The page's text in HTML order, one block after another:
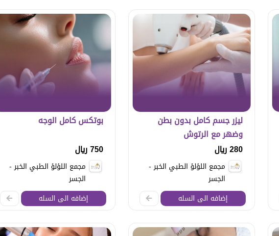
ليزر جسم كامل بدون بطن
وضهر مع الرتوش
280 ريال
مجمع اللؤلؤ الطبي الخبر -
الجسر
إضافه الى السله
بوتكس كامل الوجه
750 ريال
مجمع اللؤلؤ الطبي الخبر -
الجسر
إضافه الى السله